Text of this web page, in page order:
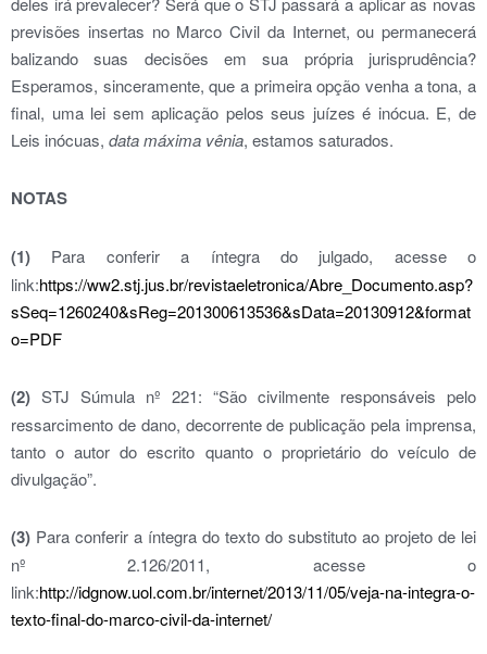
previsões insertas no Marco Civil da Internet, ou permanecerá
balizando suas decisões em sua própria jurisprudência?
Esperamos, sinceramente, que a primeira opção venha a tona, a
final, uma lei sem aplicação pelos seus juízes é inócua. E, de
Leis inócuas, data máxima vênia, estamos saturados.
NOTAS
(1) Para conferir a íntegra do julgado, acesse o
link:https://ww2.stj.jus.br/revistaeletronica/Abre_Documento.asp?
sSeq=1260240&sReg=201300613536&sData=20130912&format
o=PDF
(2) STJ Súmula nº 221: “São civilmente responsáveis pelo
ressarcimento de dano, decorrente de publicação pela imprensa,
tanto o autor do escrito quanto o proprietário do veículo de
divulgação”.
(3) Para conferir a íntegra do texto do substituto ao projeto de lei
nº 2.126/2011, acesse o
link:http://idgnow.uol.com.br/internet/2013/11/05/veja-na-integra-o-
texto-final-do-marco-civil-da-internet/